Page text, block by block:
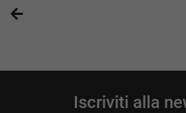
Iscriviti alla